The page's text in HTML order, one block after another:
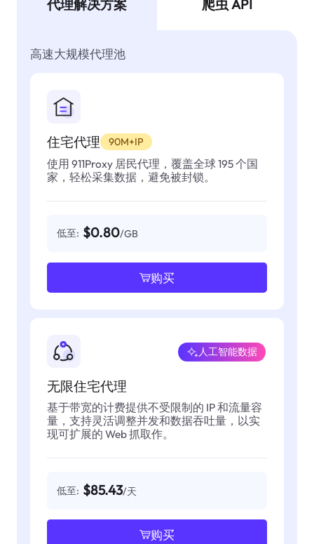
代理解决方案 爬虫 API
高速大规模代理池
住宅代理 90M+IP
使用 911Proxy 居民代理，覆盖全球 195 个国
家，轻松采集数据，避免被封锁。
低至: $0.80/GB
购买
无限住宅代理
人工智能数据
基于带宽的计费提供不受限制的 IP 和流量容
量，支持灵活调整并发和数据吞吐量，以实
现可扩展的 Web 抓取作。
低至: $85.43/天
购买